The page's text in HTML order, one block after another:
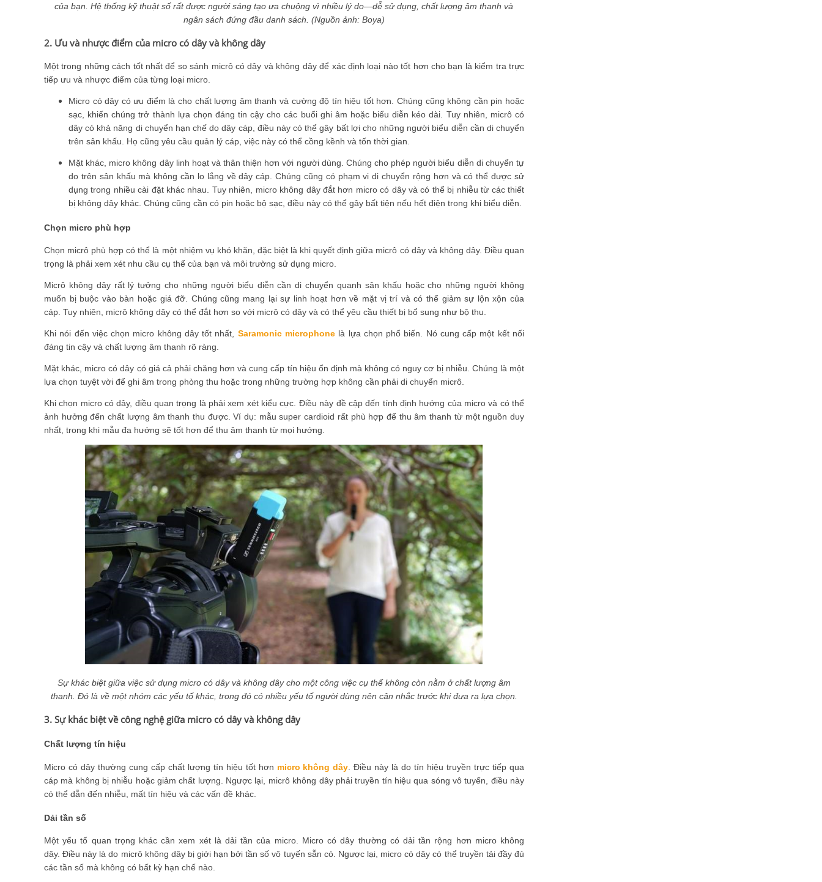
của bạn. Hệ thống kỹ thuật số rất được người sáng tạo ưa chuộng vì nhiều lý do—dễ sử dụng, chất lượng âm thanh và
ngân sách đứng đầu danh sách. (Nguồn ảnh: Boya)
2. Ưu và nhược điểm của micro có dây và không dây
Một trong những cách tốt nhất để so sánh micrô có dây và không dây để xác định loại nào tốt hơn cho bạn là kiểm tra trực
tiếp ưu và nhược điểm của từng loại micro.
Micro có dây có ưu điểm là cho chất lượng âm thanh và cường độ tín hiệu tốt hơn. Chúng cũng không cần pin hoặc
sạc, khiến chúng trở thành lựa chọn đáng tin cậy cho các buổi ghi âm hoặc biểu diễn kéo dài. Tuy nhiên, micrô có
dây có khả năng di chuyển hạn chế do dây cáp, điều này có thể gây bất lợi cho những người biểu diễn cần di chuyển
trên sân khấu. Họ cũng yêu cầu quản lý cáp, việc này có thể cồng kềnh và tốn thời gian.
Mặt khác, micro không dây linh hoạt và thân thiện hơn với người dùng. Chúng cho phép người biểu diễn di chuyển tự
do trên sân khấu mà không cần lo lắng về dây cáp. Chúng cũng có phạm vi di chuyển rộng hơn và có thể được sử
dụng trong nhiều cài đặt khác nhau. Tuy nhiên, micro không dây đắt hơn micro có dây và có thể bị nhiễu từ các thiết
bị không dây khác. Chúng cũng cần có pin hoặc bộ sạc, điều này có thể gây bất tiện nếu hết điện trong khi biểu diễn.
Chọn micro phù hợp
Chọn micrô phù hợp có thể là một nhiệm vụ khó khăn, đặc biệt là khi quyết định giữa micrô có dây và không dây. Điều quan
trọng là phải xem xét nhu cầu cụ thể của bạn và môi trường sử dụng micro.
Micrô không dây rất lý tưởng cho những người biểu diễn cần di chuyển quanh sân khấu hoặc cho những người không
muốn bị buộc vào bàn hoặc giá đỡ. Chúng cũng mang lại sự linh hoạt hơn về mặt vị trí và có thể giảm sự lộn xộn của
cáp. Tuy nhiên, micrô không dây có thể đắt hơn so với micrô có dây và có thể yêu cầu thiết bị bổ sung như bộ thu.
Khi nói đến việc chọn micro không dây tốt nhất, Saramonic microphone là lựa chọn phổ biến. Nó cung cấp một kết nối
đáng tin cậy và chất lượng âm thanh rõ ràng.
Mặt khác, micro có dây có giá cả phải chăng hơn và cung cấp tín hiệu ổn định mà không có nguy cơ bị nhiễu. Chúng là một
lựa chọn tuyệt vời để ghi âm trong phòng thu hoặc trong những trường hợp không cần phải di chuyển micrô.
Khi chọn micro có dây, điều quan trọng là phải xem xét kiểu cực. Điều này đề cập đến tính định hướng của micro và có thể
ảnh hưởng đến chất lượng âm thanh thu được. Ví dụ: mẫu super cardioid rất phù hợp để thu âm thanh từ một nguồn duy
nhất, trong khi mẫu đa hướng sẽ tốt hơn để thu âm thanh từ mọi hướng.
Sự khác biệt giữa việc sử dụng micro có dây và không dây cho một công việc cụ thể không còn nằm ở chất lượng âm
thanh. Đó là về một nhóm các yếu tố khác, trong đó có nhiều yếu tố người dùng nên cân nhắc trước khi đưa ra lựa chọn.
3. Sự khác biệt về công nghệ giữa micro có dây và không dây
Chất lượng tín hiệu
Micro có dây thường cung cấp chất lượng tín hiệu tốt hơn micro không dây . Điều này là do tín hiệu truyền trực tiếp qua
cáp mà không bị nhiễu hoặc giảm chất lượng. Ngược lại, micrô không dây phải truyền tín hiệu qua sóng vô tuyến, điều này
có thể dẫn đến nhiễu, mất tín hiệu và các vấn đề khác.
Dải tần số
Một yếu tố quan trọng khác cần xem xét là dải tần của micro. Micro có dây thường có dải tần rộng hơn micro không
dây. Điều này là do micrô không dây bị giới hạn bởi tần số vô tuyến sẵn có. Ngược lại, micro có dây có thể truyền tải đầy đủ
các tần số mà không có bất kỳ hạn chế nào.